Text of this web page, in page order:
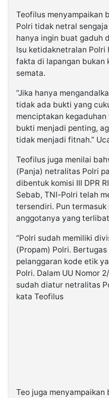
Teofilus menyampaikan
Polri tidak netral
hanya ingin buat gaduh
Isu ketidaknetralan
fakta di lapangan bukan
semata.
“Jika hanya
tidak ada bukti yang
menciptakan
bukti menjadi penting,
tidak menjadi fitnah.”
Teofilus juga menilai
(Panja) netralitas Polri
dibentuk komisi III DPR
Sebab, TNI-Polri telah
tersendiri. Pun
anggotanya yang
“Polri sudah memiliki
(Propam) Polri.
pelanggaran kode etik
Polri. Dalam UU Nomor
sudah diatur netralitas
kata Teofilus
Teo juga menyampaikan